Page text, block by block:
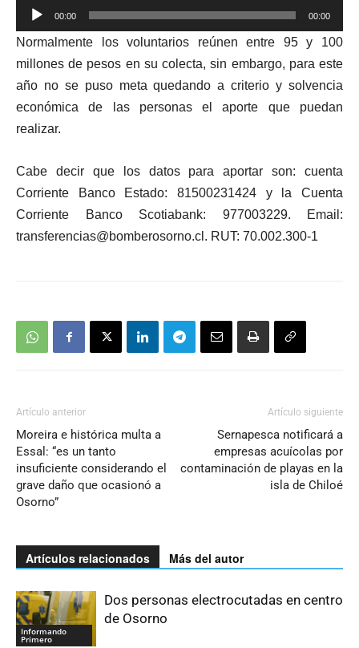
Reproductor
de
audio
00:00 00:00
Normalmente los voluntarios reúnen entre 95 y 100
millones de pesos en su colecta, sin embargo, para este
año no se puso meta quedando a criterio y solvencia
económica de las personas el aporte que puedan
realizar.
Cabe decir que los datos para aportar son: cuenta
Corriente Banco Estado: 81500231424 y la Cuenta
Corriente Banco Scotiabank: 977003229. Email:
transferencias@bomberosorno.cl . RUT: 70.002.300-1
Artículo anterior
Moreira e histórica multa a
Essal: “es un tanto
insuficiente considerando el
grave daño que ocasionó a
Osorno”
Artículo siguiente
Sernapesca notificará a
empresas acuícolas por
contaminación de playas en la
isla de Chiloé
Artículos relacionados Más del autor
Informando
Primero
Dos personas electrocutadas en centro
de Osorno